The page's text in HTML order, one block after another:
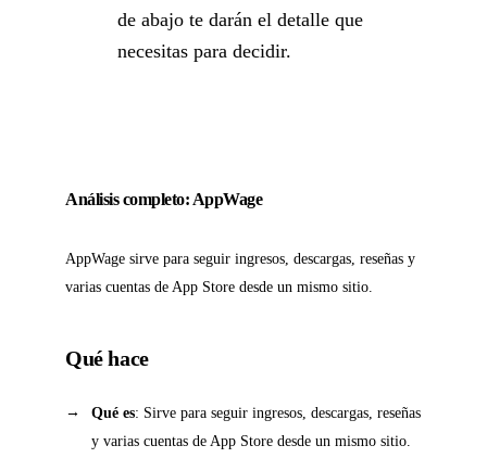
de abajo te darán el detalle que
necesitas para decidir.
Análisis completo: AppWage
AppWage sirve para seguir ingresos, descargas, reseñas y
varias cuentas de App Store desde un mismo sitio.
Qué hace
Qué es: Sirve para seguir ingresos, descargas, reseñas
y varias cuentas de App Store desde un mismo sitio.